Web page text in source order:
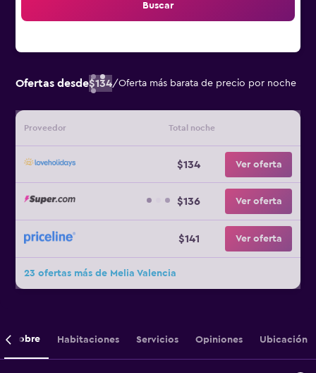
Buscar
Ofertas desde$134/Oferta más barata de precio por noche
Proveedor Total noche
$134 Ver oferta
$136 Ver oferta
$141 Ver oferta
23 ofertas más de Melia Valencia
Sobre Habitaciones Servicios Opiniones Ubicación